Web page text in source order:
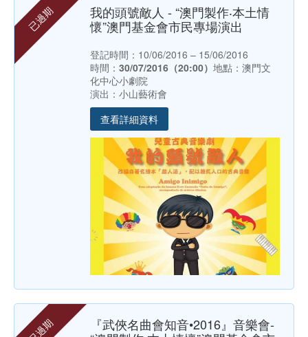
已過期
我的頭號敵人 - “澳門製作‧本土情
懷”澳門基金會市民專場演出
登記時間：10/06/2016 – 15/06/2016
時間： 30/07/2016（20:00） 地點：澳門文
化中心小劇院
演出：小山藝術會
查看詳細資料
『武俠名曲會知音•2016』音樂會-